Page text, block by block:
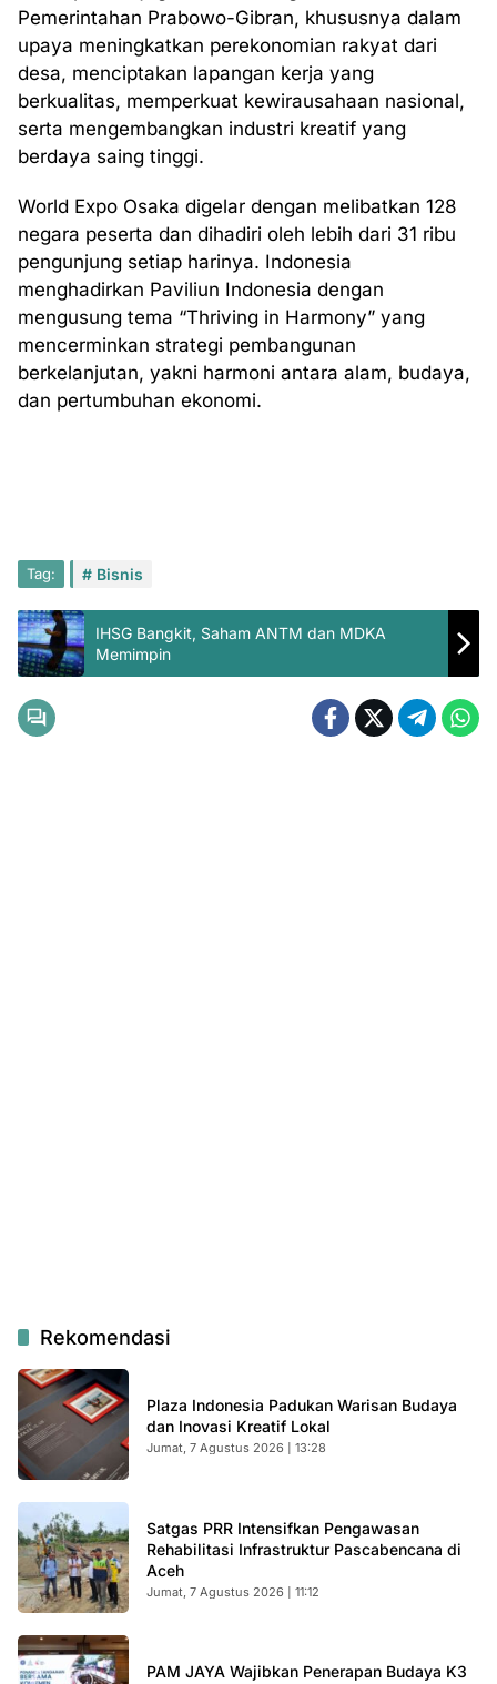
Pemerintahan Prabowo-Gibran, khususnya dalam
upaya meningkatkan perekonomian rakyat dari
desa, menciptakan lapangan kerja yang
berkualitas, memperkuat kewirausahaan nasional,
serta mengembangkan industri kreatif yang
berdaya saing tinggi.
World Expo Osaka digelar dengan melibatkan 128
negara peserta dan dihadiri oleh lebih dari 31 ribu
pengunjung setiap harinya. Indonesia
menghadirkan Paviliun Indonesia dengan
mengusung tema “Thriving in Harmony” yang
mencerminkan strategi pembangunan
berkelanjutan, yakni harmoni antara alam, budaya,
dan pertumbuhan ekonomi.
Tag: Bisnis
IHSG Bangkit, Saham ANTM dan MDKA
Memimpin
Rekomendasi
Plaza Indonesia Padukan Warisan Budaya
dan Inovasi Kreatif Lokal
Jumat, 7 Agustus 2026 | 13:28
Satgas PRR Intensifkan Pengawasan
Rehabilitasi Infrastruktur Pascabencana di
Aceh
Jumat, 7 Agustus 2026 | 11:12
PAM JAYA Wajibkan Penerapan Budaya K3